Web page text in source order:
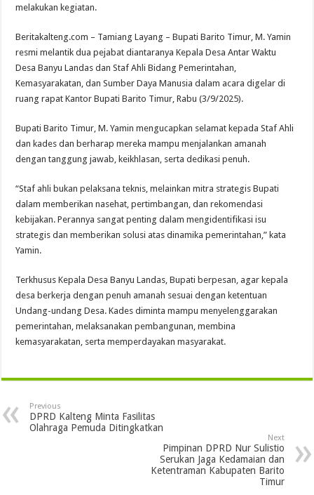
melakukan kegiatan.
Beritakalteng.com – Tamiang Layang – Bupati Barito Timur, M. Yamin
resmi melantik dua pejabat diantaranya Kepala Desa Antar Waktu
Desa Banyu Landas dan Staf Ahli Bidang Pemerintahan,
Kemasyarakatan, dan Sumber Daya Manusia dalam acara digelar di
ruang rapat Kantor Bupati Barito Timur, Rabu (3/9/2025).
Bupati Barito Timur, M. Yamin mengucapkan selamat kepada Staf Ahli
dan kades dan berharap mereka mampu menjalankan amanah
dengan tanggung jawab, keikhlasan, serta dedikasi penuh.
“Staf ahli bukan pelaksana teknis, melainkan mitra strategis Bupati
dalam memberikan nasehat, pertimbangan, dan rekomendasi
kebijakan. Perannya sangat penting dalam mengidentifikasi isu
strategis dan memberikan solusi atas dinamika pemerintahan,” kata
Yamin.
Terkhusus Kepala Desa Banyu Landas, Bupati berpesan, agar kepala
desa berkerja dengan penuh amanah sesuai dengan ketentuan
Undang-undang Desa. Kades diminta mampu menyelenggarakan
pemerintahan, melaksanakan pembangunan, membina
kemasyarakatan, serta memperdayakan masyarakat.
Previous
DPRD Kalteng Minta Fasilitas
Olahraga Pemuda Ditingkatkan
Next
Pimpinan DPRD Nur Sulistio
Serukan Jaga Kedamaian dan
Ketentraman Kabupaten Barito
Timur